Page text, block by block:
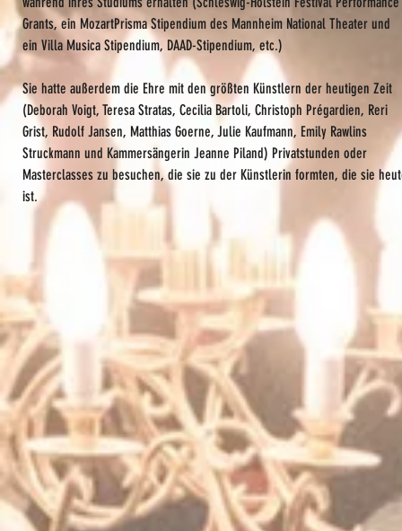
Grants, ein MozartPrisma Stipendium des Mannheim National Theater und
ein Villa Musica Stipendium, DAAD-Stipendium, etc.)
Sie hatte außerdem die Ehre mit den größten Künstlern der heutigen Zeit
(Deborah Voigt, Teresa Stratas, Cecilia Bartoli, Christoph Prégardien, Reri
Grist, Rudolf Jansen, Matthias Goerne, Julie Kaufmann, Emily Rawlins
Struckmann und Kammersängerin Jeanne Piland) Privatstunden oder
Masterclasses zu besuchen, die sie zu der Künstlerin formten, die sie
ist.